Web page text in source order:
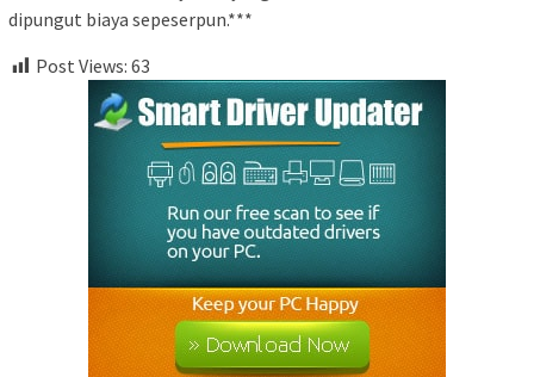
dipungut biaya sepeserpun.***
Post Views: 63